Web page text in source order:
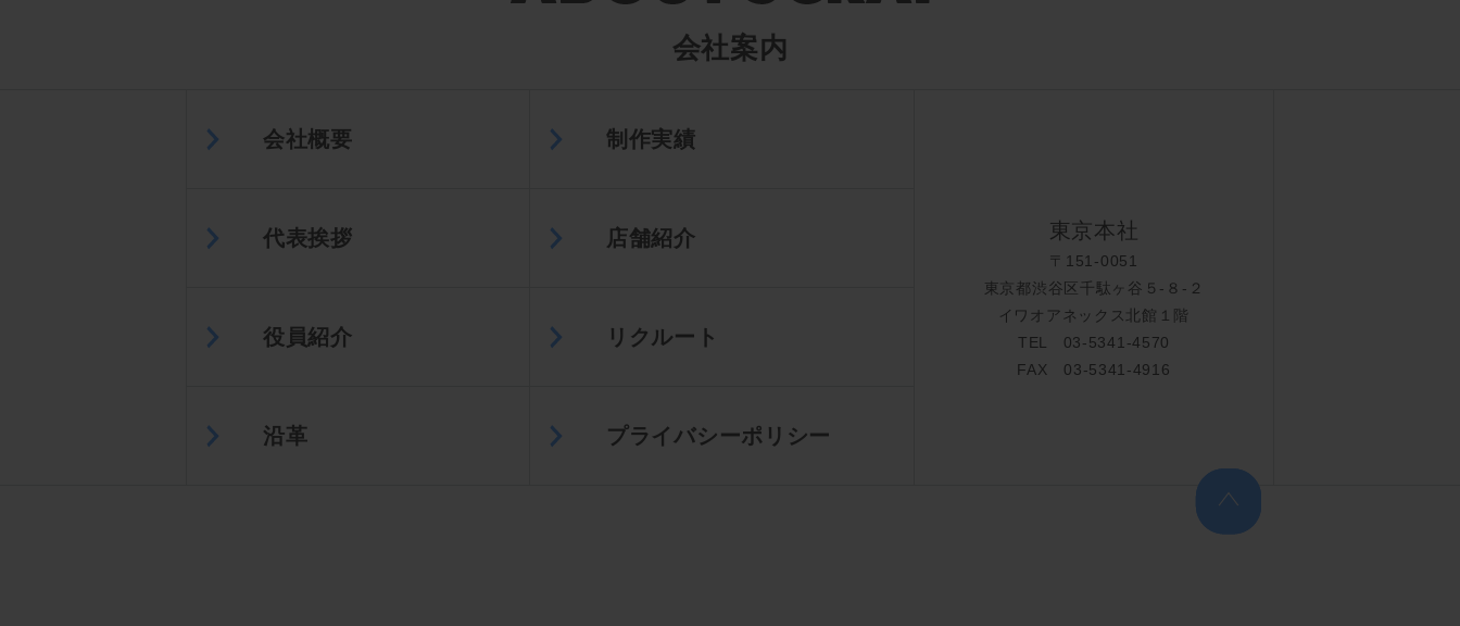
会社案内
会社概要 制作実績
代表挨拶 店舗紹介
役員紹介 リクルート
沿革 プライバシーポリシー
東京本社
〒151-0051
東京都渋谷区千駄ヶ谷５-８-２
イワオアネックス北館１階
TEL 03-5341-4570
FAX 03-5341-4916